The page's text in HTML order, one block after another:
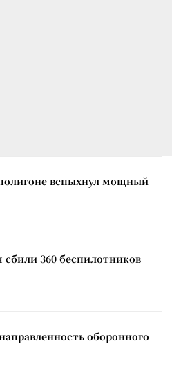
вспыхнул мощный
360 беспилотников
оборонного